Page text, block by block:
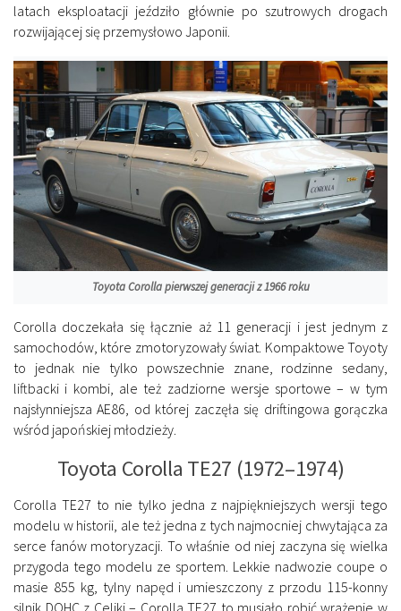
latach eksploatacji jeździło głównie po szutrowych drogach
rozwijającej się przemysłowo Japonii.
Toyota Corolla pierwszej generacji z 1966 roku
Corolla doczekała się łącznie aż 11 generacji i jest jednym z
samochodów, które zmotoryzowały świat. Kompaktowe Toyoty
to jednak nie tylko powszechnie znane, rodzinne sedany,
liftbacki i kombi, ale też zadziorne wersje sportowe – w tym
najsłynniejsza AE86, od której zaczęła się driftingowa gorączka
wśród japońskiej młodzieży.
Toyota Corolla TE27 (1972–1974)
Corolla TE27 to nie tylko jedna z najpiękniejszych wersji tego
modelu w historii, ale też jedna z tych najmocniej chwytająca za
serce fanów motoryzacji. To właśnie od niej zaczyna się wielka
przygoda tego modelu ze sportem. Lekkie nadwozie coupe o
masie 855 kg, tylny napęd i umieszczony z przodu 115-konny